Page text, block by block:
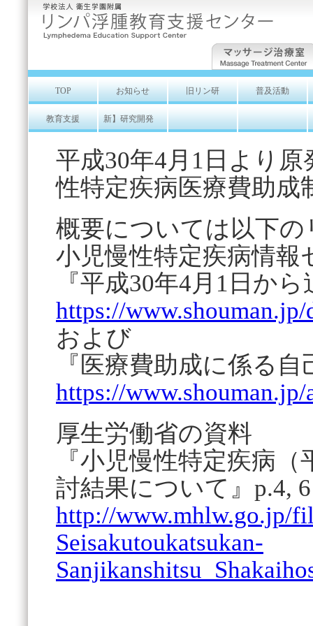
TOP お知らせ 旧リン研 普及活動
教育支援 新】研究開発
平成30年4月1日より
性特定疾病医療費助
概要については以下
小児慢性特定疾病情報
『平成30年4月1日か
https://
および
『医療費助成に係る
https://www.shouman.jp/
厚生労働省の資料
『小児慢性特定疾病
討結果について』p.4, 6
http://www.mhlw.go.jp/
Seisakutoukatsukan-